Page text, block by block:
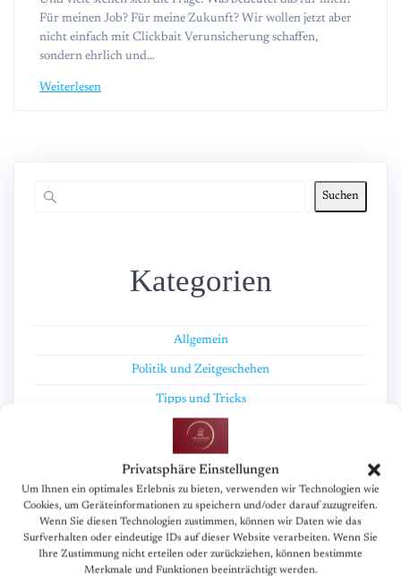
Privatsphäre Einstellungen
Um Ihnen ein optimales Erlebnis zu bieten, verwenden wir Technologien wie
Cookies, um Geräteinformationen zu speichern und/oder darauf zuzugreifen.
Wenn Sie diesen Technologien zustimmen, können wir Daten wie das
Surfverhalten oder eindeutige IDs auf dieser Website verarbeiten. Wenn Sie
Ihre Zustimmung nicht erteilen oder zurückziehen, können bestimmte
Merkmale und Funktionen beeinträchtigt werden.
Für meinen Job? Für meine Zukunft? Wir wollen jetzt aber
nicht einfach mit Clickbait Verunsicherung schaffen,
sondern ehrlich und…
Weiterlesen
Suchen
Kategorien
Allgemein
Politik und Zeitgeschehen
Tipps und Tricks
Wissenschaft und Forschung
Neueste Kommentare
Es sind keine Kommentare vorhanden.
Archive